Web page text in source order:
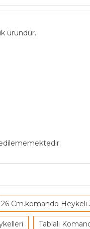
üründür.
26 Cm.komando
Tablalı